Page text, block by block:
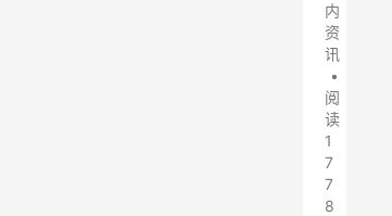
内
资
讯
•
阅
读
1
7
7
8